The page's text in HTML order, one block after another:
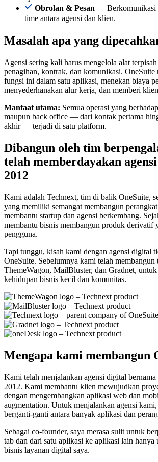
Obrolan & Pesan — Berkomunikasi
time antara agensi dan klien.
Masalah apa yang
Agensi sering kali harus mengelola alat
penagihan, kontrak, dan komunikasi. OneSuite
fungsi ini dalam satu aplikasi, menekan biaya
menyederhanakan alur kerja, dan memberi
Manfaat utama: Semua operasi yang
maupun back office — dari kontak pertama
akhir — terjadi di satu platform.
Dibangun oleh tim
telah memberdayakan
2012
Kami adalah Technext, tim di balik OneSuite,
yang memiliki semangat membangun
membantu startup dan agensi berkembang.
membantu bisnis membangun produk derivatif
pengguna.
Tapi tunggu, kisah kami dengan agensi digital
OneSuite. Sebelumnya kami telah membangun
ThemeWagon, MailBluster, dan Gradnet,
kehidupan bisnis kecil dan komunitas.
Mengapa kami membangun
Kami telah menjalankan agensi digital bernama
2012. Kami membantu klien mewujudkan
dengan mengembangkan aplikasi web dan
augmentation. Untuk menjalankan agensi
berganti-ganti antara banyak aplikasi dan
Sebagai co-founder, saya merasa sulit untuk
tab dan dari satu aplikasi ke aplikasi lain hanya
bisnis layanan digital saya.